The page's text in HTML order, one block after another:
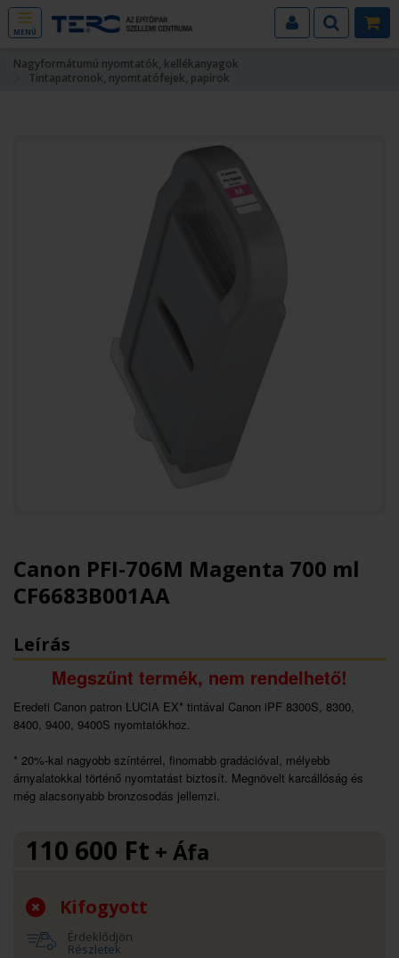
MENÜ
Nagyformátumú nyomtatók, kellékanyagok
Tintapatronok, nyomtatófejek, papírok
Canon PFI-706M Magenta 700 ml
CF6683B001AA
Leírás
Megszűnt termék, nem rendelhető!
Eredeti Canon patron LUCIA EX* tintával Canon iPF 8300S, 8300,
8400, 9400, 9400S nyomtatókhoz.
* 20%-kal nagyobb színtérrel, finomabb gradációval, mélyebb
árnyalatokkal történő nyomtatást biztosít. Megnövelt karcállóság és
még alacsonyabb bronzosodás jellemzi.
110 600 Ft + Áfa
Kifogyott
Érdeklődjön
Részletek